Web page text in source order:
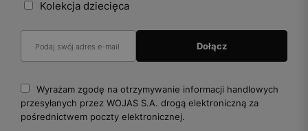
Kolekcja dziecięca
Wyrażam zgodę na otrzymywanie informacji handlowych
przesyłanych przez WOJAS S.A. drogą elektroniczną za
pośrednictwem poczty elektronicznej.